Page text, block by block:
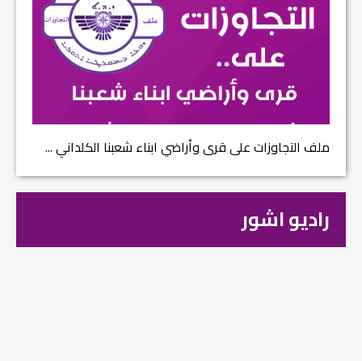
ملف التجاوزات على قرى وأراضي ابناء شعبنا الكلداني ...
راديو اشور